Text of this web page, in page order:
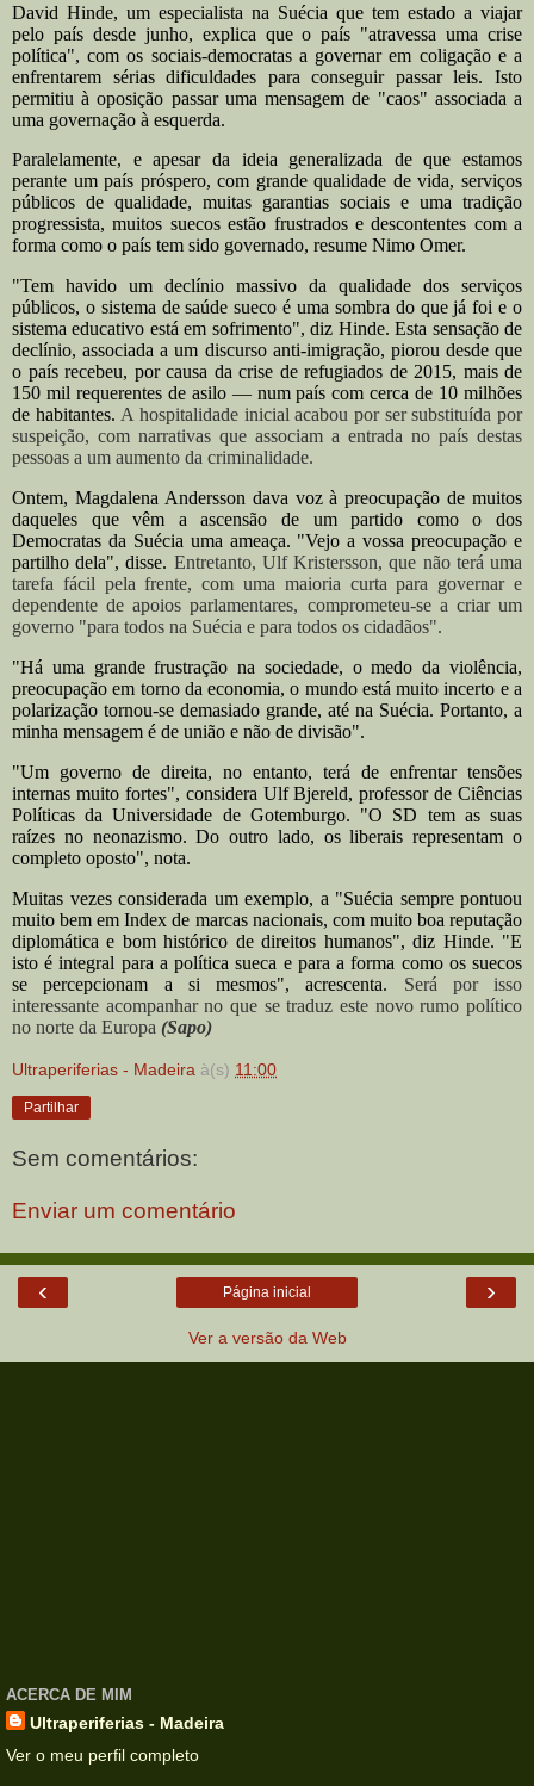
David Hinde, um especialista na Suécia que tem estado a viajar
pelo país desde junho, explica que o país "atravessa uma crise
política", com os sociais-democratas a governar em coligação e a
enfrentarem sérias dificuldades para conseguir passar leis. Isto
permitiu à oposição passar uma mensagem de "caos" associada a
uma governação à esquerda.
Paralelamente, e apesar da ideia generalizada de que estamos
perante um país próspero, com grande qualidade de vida, serviços
públicos de qualidade, muitas garantias sociais e uma tradição
progressista, muitos suecos estão frustrados e descontentes com a
forma como o país tem sido governado, resume Nimo Omer.
"Tem havido um declínio massivo da qualidade dos serviços
públicos, o sistema de saúde sueco é uma sombra do que já foi e o
sistema educativo está em sofrimento", diz Hinde. Esta sensação de
declínio, associada a um discurso anti-imigração, piorou desde que
o país recebeu, por causa da crise de refugiados de 2015, mais de
150 mil requerentes de asilo — num país com cerca de 10 milhões
de habitantes. A hospitalidade inicial acabou por ser substituída por
suspeição, com narrativas que associam a entrada no país destas
pessoas a um aumento da criminalidade.
Ontem, Magdalena Andersson dava voz à preocupação de muitos
daqueles que vêm a ascensão de um partido como o dos
Democratas da Suécia uma ameaça. "Vejo a vossa preocupação e
partilho dela", disse. Entretanto, Ulf Kristersson, que não terá uma
tarefa fácil pela frente, com uma maioria curta para governar e
dependente de apoios parlamentares, comprometeu-se a criar um
governo "para todos na Suécia e para todos os cidadãos".
"Há uma grande frustração na sociedade, o medo da violência,
preocupação em torno da economia, o mundo está muito incerto e a
polarização tornou-se demasiado grande, até na Suécia. Portanto, a
minha mensagem é de união e não de divisão".
"Um governo de direita, no entanto, terá de enfrentar tensões
internas muito fortes", considera Ulf Bjereld, professor de Ciências
Políticas da Universidade de Gotemburgo. "O SD tem as suas
raízes no neonazismo. Do outro lado, os liberais representam o
completo oposto", nota.
Muitas vezes considerada um exemplo, a "Suécia sempre pontuou
muito bem em Index de marcas nacionais, com muito boa reputação
diplomática e bom histórico de direitos humanos", diz Hinde. "E
isto é integral para a política sueca e para a forma como os suecos
se percepcionam a si mesmos", acrescenta. Será por isso
interessante acompanhar no que se traduz este novo rumo político
no norte da Europa (Sapo)
Ultraperiferias - Madeira à(s) 11:00
Partilhar
Sem comentários:
Enviar um comentário
‹ ›
Página inicial
Ver a versão da Web
ACERCA DE MIM
Ultraperiferias - Madeira
Ver o meu perfil completo